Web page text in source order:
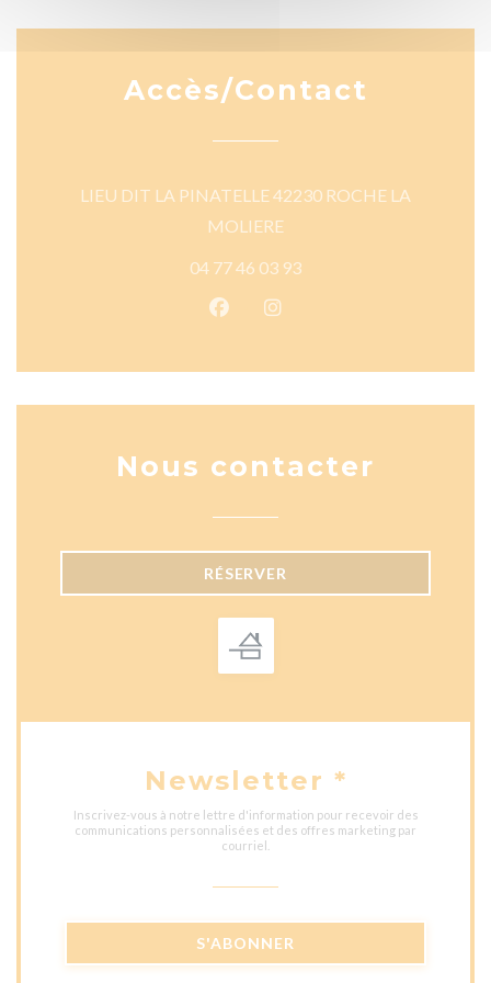
Accès/Contact
LIEU DIT LA PINATELLE 42230 ROCHE LA
MOLIERE((ouvre une nouvelle
04 77 46 03 93
Facebook ((ouvre une
Instagram ((ouvre une
Nous contacter
RÉSERVER
Newsletter *
Inscrivez-vous à notre lettre d'information pour recevoir des
communications personnalisées et des offres marketing par
courriel.
S'ABONNER